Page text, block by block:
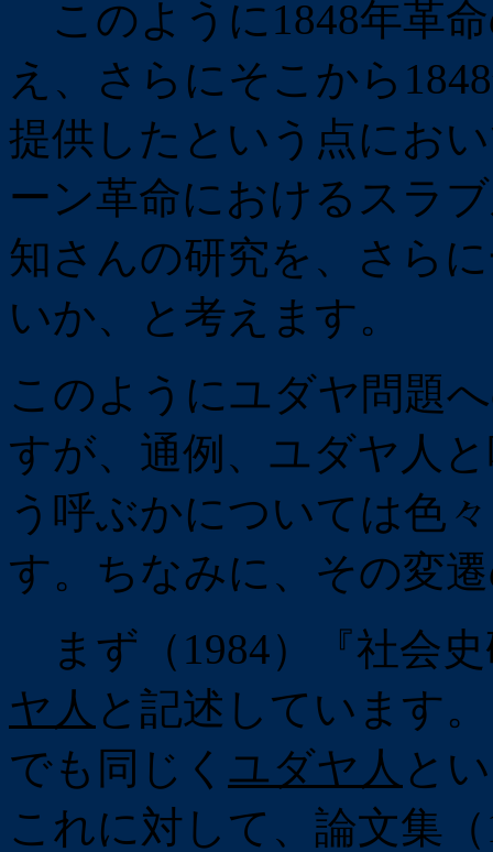
このように1848年革
え、さらにそこから
提供したという点にお
ーン革命におけるスラ
知さんの研究を、さら
いか、と考えます。
このようにユダヤ問題
すが、通例、ユダヤ人
う呼ぶかについては色
す。ちなみに、その変
まず（1984）『社会
ヤ人 と記述しています
でも同じく ユダヤ人 と
これに対して、論文集